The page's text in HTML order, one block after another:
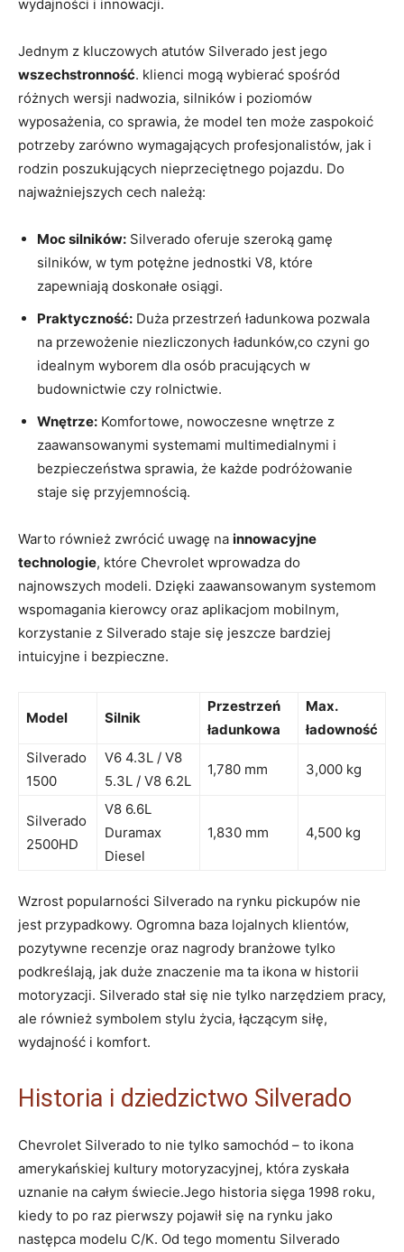
wydajności i innowacji.
Jednym z kluczowych atutów Silverado jest jego
wszechstronność. klienci mogą wybierać spośród
różnych wersji nadwozia, silników i poziomów
wyposażenia, co sprawia, że model ten może zaspokoić
potrzeby zarówno wymagających profesjonalistów, jak i
rodzin poszukujących nieprzeciętnego pojazdu. Do
najważniejszych cech należą:
Moc silników: Silverado oferuje szeroką gamę
silników, w tym potężne jednostki V8, które
zapewniają doskonałe osiągi.
Praktyczność: Duża przestrzeń ładunkowa pozwala
na przewożenie niezliczonych ładunków,co czyni go
idealnym wyborem dla osób pracujących w
budownictwie czy rolnictwie.
Wnętrze: Komfortowe, nowoczesne wnętrze z
zaawansowanymi systemami multimedialnymi i
bezpieczeństwa sprawia, że każde podróżowanie
staje się przyjemnością.
Warto również zwrócić uwagę na innowacyjne
technologie, które Chevrolet wprowadza do
najnowszych modeli. Dzięki zaawansowanym systemom
wspomagania kierowcy oraz aplikacjom mobilnym,
korzystanie z Silverado staje się jeszcze bardziej
intuicyjne i bezpieczne.
Model Silnik
Przestrzeń
ładunkowa
Max.
ładowność
Silverado
1500
V6 4.3L / V8
5.3L / V8 6.2L
1,780 mm 3,000 kg
Silverado
2500HD
V8 6.6L
Duramax
Diesel
1,830 mm 4,500 kg
Wzrost popularności Silverado na rynku pickupów nie
jest przypadkowy. Ogromna baza lojalnych klientów,
pozytywne recenzje oraz nagrody branżowe tylko
podkreślają, jak duże znaczenie ma ta ikona w historii
motoryzacji. Silverado stał się nie tylko narzędziem pracy,
ale również symbolem stylu życia, łączącym siłę,
wydajność i komfort.
Historia i dziedzictwo Silverado
Chevrolet Silverado to nie tylko samochód – to ikona
amerykańskiej kultury motoryzacyjnej, która zyskała
uznanie na całym świecie.Jego historia sięga 1998 roku,
kiedy to po raz pierwszy pojawił się na rynku jako
następca modelu C/K. Od tego momentu Silverado